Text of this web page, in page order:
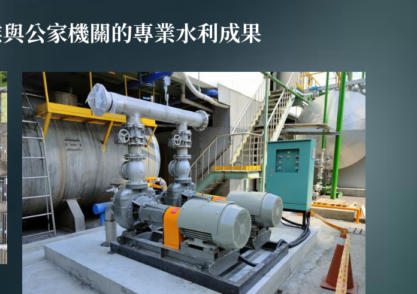
公家機關的專業水利成果